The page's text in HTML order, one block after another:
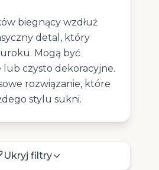
biegnący wzdłuż
detal, który
Mogą być
czysto dekoracyjne.
rozwiązanie, które
stylu sukni.
Ukryj filtry